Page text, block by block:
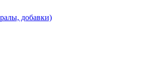
добавки)